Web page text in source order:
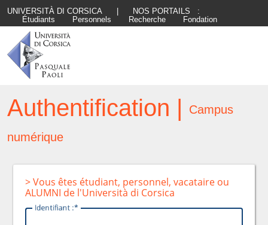
UNIVERSITÀ DI CORSICA
NOS PORTAILS :
Étudiants
Personnels Recherche Fondation
Authentification | Campus
numérique
> Vous êtes étudiant, personnel, vacataire ou
ALUMNI de l'Università di Corsica
Identifiant :